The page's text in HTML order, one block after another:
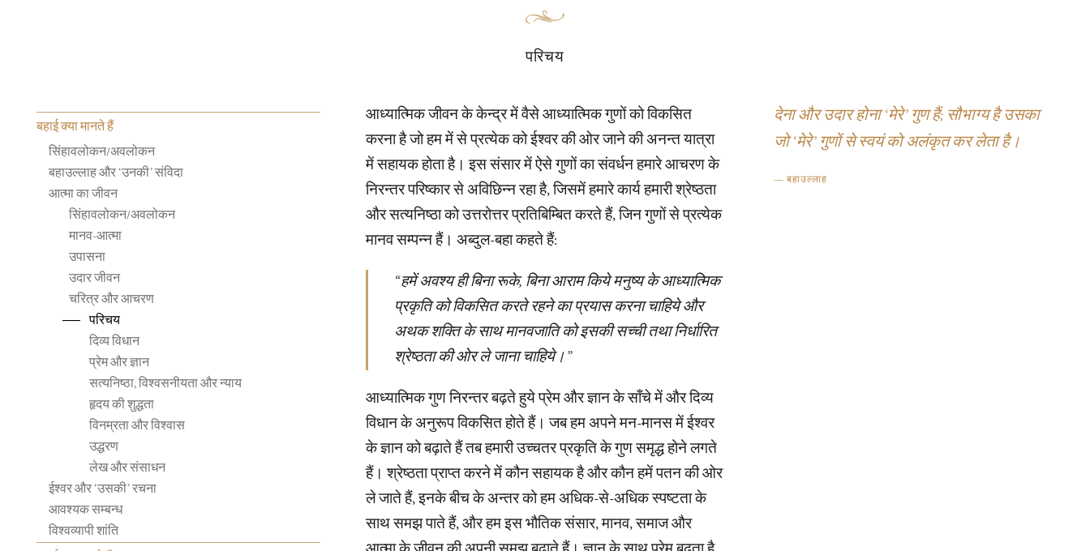
परिचय
बहाई क्या मानते हैं
सिंहावलोकन/अवलोकन
बहाउल्लाह और ‘उनकी’ संविदा
आत्मा का जीवन
सिंहावलोकन/अवलोकन
मानव-आत्मा
उपासना
उदार जीवन
चरित्र और आचरण
परिचय
दिव्य विधान
प्रेम और ज्ञान
सत्यनिष्ठा, विश्वसनीयता और न्याय
हृदय की शुद्धता
विनम्रता और विश्वास
उद्धरण
लेख और संसाधन
ईश्वर और ‘उसकी’ रचना
आवश्यक सम्बन्ध
विश्वव्यापी शांति
आध्यात्मिक जीवन के केन्द्र में वैसे आध्यात्मिक गुणों को विकसित
करना है जो हम में से प्रत्येक को ईश्वर की ओर जाने की अनन्त यात्रा
में सहायक होता है। इस संसार में ऐसे गुणों का संवर्धन हमारे आचरण के
निरन्तर परिष्कार से अविछिन्न रहा है, जिसमें हमारे कार्य हमारी श्रेष्ठता
और सत्यनिष्ठा को उत्तरोत्तर प्रतिबिम्बित करते हैं, जिन गुणों से प्रत्येक
मानव सम्पन्न हैं। अब्दुल-बहा कहते हैं:
“हमें अवश्य ही बिना रूके, बिना आराम किये मनुष्य के आध्यात्मिक
प्रकृति को विकसित करते रहने का प्रयास करना चाहिये और
अथक शक्ति के साथ मानवजाति को इसकी सच्ची तथा निर्धारित
श्रेष्ठता की ओर ले जाना चाहिये।”
आध्यात्मिक गुण निरन्तर बढ़ते हुये प्रेम और ज्ञान के साँचे में और दिव्य
विधान के अनुरूप विकसित होते हैं। जब हम अपने मन-मानस में ईश्वर
के ज्ञान को बढ़ाते हैं तब हमारी उच्चतर प्रकृति के गुण समृद्ध होने लगते
हैं। श्रेष्ठता प्राप्त करने में कौन सहायक है और कौन हमें पतन की ओर
ले जाते हैं, इनके बीच के अन्तर को हम अधिक-से-अधिक स्पष्टता के
साथ समझ पाते हैं, और हम इस भौतिक संसार, मानव, समाज और
देना और उदार होना ‘मेरे’ गुण हैं; सौभाग्य है उसका
जो ‘मेरे’ गुणों से स्वयं को अलंकृत कर लेता है।
— बहाउल्लाह